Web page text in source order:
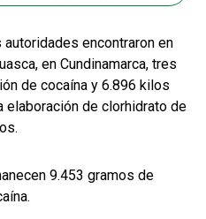
encontraron en
en Cundinamarca, tres
de cocaína y 6.896 kilos
elaboración de clorhidrato de
9.453 gramos de